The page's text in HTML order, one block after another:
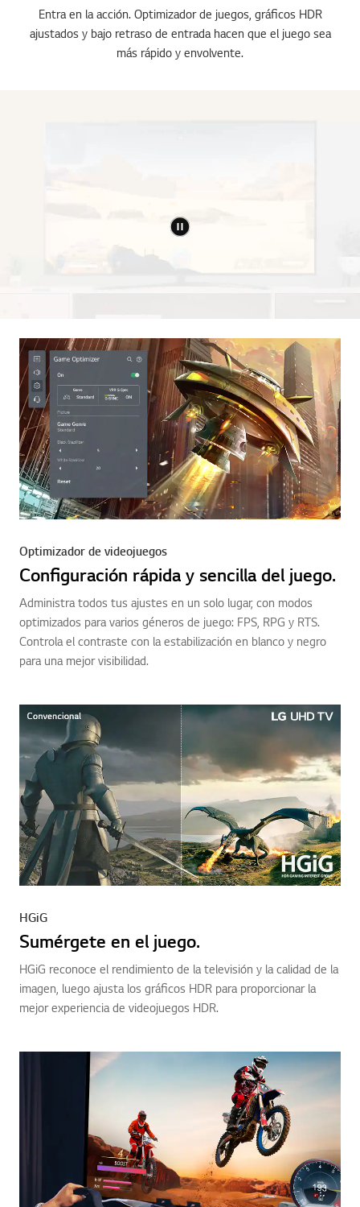
Entra en la acción. Optimizador de juegos, gráficos HDR
ajustados y bajo retraso de entrada hacen que el juego sea
más rápido y envolvente.
Optimizador de videojuegos
Configuración rápida y sencilla del juego.
Administra todos tus ajustes en un solo lugar, con modos
optimizados para varios géneros de juego: FPS, RPG y RTS.
Controla el contraste con la estabilización en blanco y negro
para una mejor visibilidad.
HGiG
Sumérgete en el juego.
HGiG reconoce el rendimiento de la televisión y la calidad de la
imagen, luego ajusta los gráficos HDR para proporcionar la
mejor experiencia de videojuegos HDR.